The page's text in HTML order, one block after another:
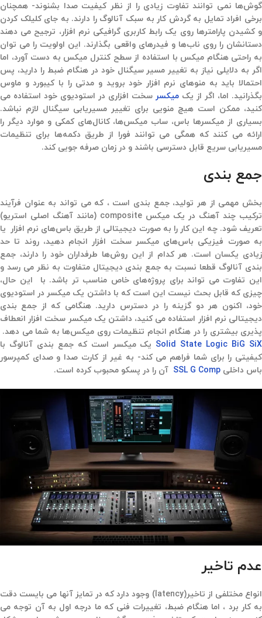
گوش‌ها نمی توانند تفاوت زیادی را از نظر کیفیت صدا بشنوند- همچنان
برخی افراد تمایل به گردش کار به سبک آنالوگ را دارند. به جای کلیلک کردن
و کشیدن پارامترها روی یک رابط کاربری گرافیکی نرم افزار، ترجیح می دهند
دستانشان را روی ناب‌ها و فیدرهای واقعی بگذارند. این اولویت را می توان
به راحتی هنگام میکس با استفاده از سطح کنترل میکس به دست آورد، اما
اگر به دلایلی نیاز به تغییر مسیر سیگنال خود در هنگام ضبط را دارید، پس
احتمالا باید به منوهای نرم افزار خود بروید و مدتی را با کیبورد و ماوس
بگذرانید. اما، اگر از یک میکسر سخت افزاری در استودیوی خود استفاده می
کنید، ممکن است هیچ منویی برای تغییر مسیریابی سیگنال لازم نباشد.
بسیاری از میکسرها باس، ساب میکس‌ها، کانال‌های کمکی و موارد دیگر را
ارائه می کنند که همگی می توانند فورا از طریق دکمه‌ها برای تنظیمات
مسیریابی سریع قابل دسترسی باشند و در زمان صرفه جویی کند.
جمع بندی
بخش مهمی از هر تولید، جمع بندی است ، که می تواند به عنوان فرآیند
ترکیب چند آهنگ در یک میکس composite (مانند آهنگ اصلی استریو)
تعریف شود. چه این کار را به صورت دیجیتالی از طریق باس‌های نرم افزار یا
به صورت فیزیکی باس‌های میکسر سخت افزار انجام دهید، ‌روند تا حد
زیادی یکسان است. هر کدام از این روش‌ها طرفداران خود را دارند، جمع
بندی آنالوگ قطعا نسبت به جمع بندی دیجیتال متفاوت به نظر می رسد و
این تفاوت می تواند برای پروژه‌های خاص مناسب تر باشد. با این حال،
چیزی که قابل بحث نیست این است که با داشتن یک میکسر در استودیوی
خود،‌ اکنون هر دو گزینه را در دسترس دارید. هنگامی که از جمع بندی
دیجیتالی نرم افزار استفاده می کنید،‌ داشتن یک میکسر سخت افزار انعطاف
پذیری بیشتری را در هنگام انجام تنظیمات روی میکس‌ها به شما می دهد.
Solid State Logic BiG SiX یک میکسر است که جمع بندی آنالوگ با
کیفیتی را برای شما فراهم می کند- به غیر از کارت صدا و صدای کمپرسور
باس داخلی SSL G Comp آن را در پسکو محبوب کرده است.
عدم تاخیر
انواع مختلفی از تاخیر(latency) وجود دارد که در تمایز آنها می بایست دقت
به کار برد ، اما هنگام ضبط، تغییرات فنی که ما درجه اول به آن توجه می